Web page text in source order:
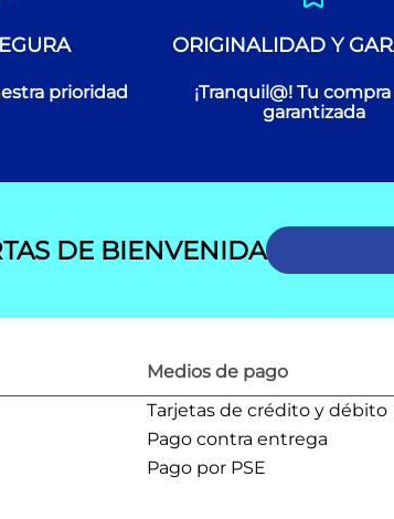
prioridad
ORIGINALIDAD Y
¡Tranquil@! Tu
garantizada
DE BIENVENIDA
Medios de pago
Tarjetas de crédito y débito
Pago contra entrega
Pago por PSE